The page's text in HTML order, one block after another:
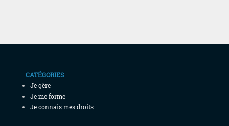
CATÉGORIES
Je gère
Je me forme
Je connais mes droits